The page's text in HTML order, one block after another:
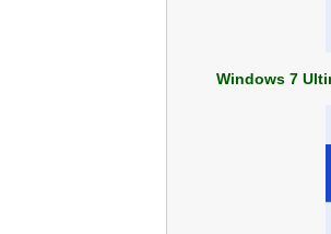
Windows 7